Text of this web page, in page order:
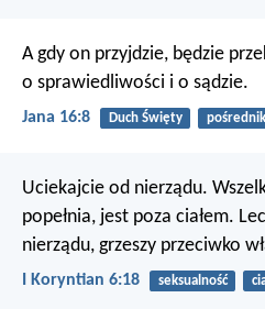
A gdy on przyjdzie, będzie
o sprawiedliwości i o sądzie.
Jana 16:8 Duch Święty pośrednik
Uciekajcie od nierządu.
popełnia, jest poza ciałem.
nierządu, grzeszy przeciwko
I Koryntian 6:18 seksualność